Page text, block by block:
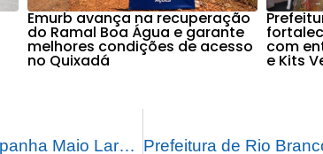
Emurb avança na recuperação
do Ramal Boa Água e garante
melhores condições de acesso
no Quixadá
com
e Kits
No encerramento da campanha Maio Laranja, prefeitura de Rio Branco realiza caminhada educativa